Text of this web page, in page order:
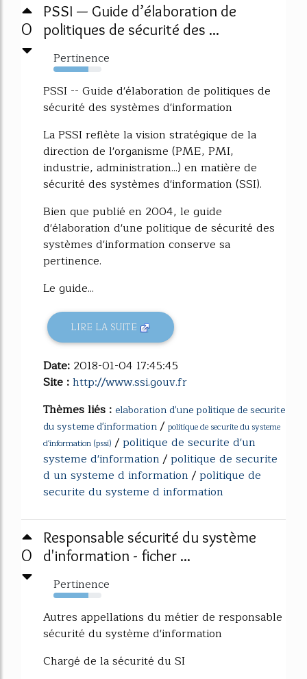
0
PSSI — Guide d’élaboration de
politiques de sécurité des ...
Pertinence
73%
PSSI -- Guide d'élaboration de politiques de
sécurité des systèmes d'information
La PSSI reflète la vision stratégique de la
direction de l'organisme (PME, PMI,
industrie, administration...) en matière de
sécurité des systèmes d'information (SSI).
Bien que publié en 2004, le guide
d'élaboration d'une politique de sécurité des
systèmes d'information conserve sa
pertinence.
Le guide...
LIRE LA SUITE
Date: 2018-01-04 17:45:45
Site :http://www.ssi.gouv.fr
Thèmes liés : elaboration d'une politique de securite
du systeme d'information/ politique de securite du systeme
d'information (pssi) /politique de securite d'un
systeme d'information/politique de securite
d un systeme d information/politique de
securite du systeme d information
0
Responsable sécurité du système
d'information - ficher ...
Pertinence
73%
Autres appellations du métier de responsable
sécurité du système d'information
Chargé de la sécurité du SI